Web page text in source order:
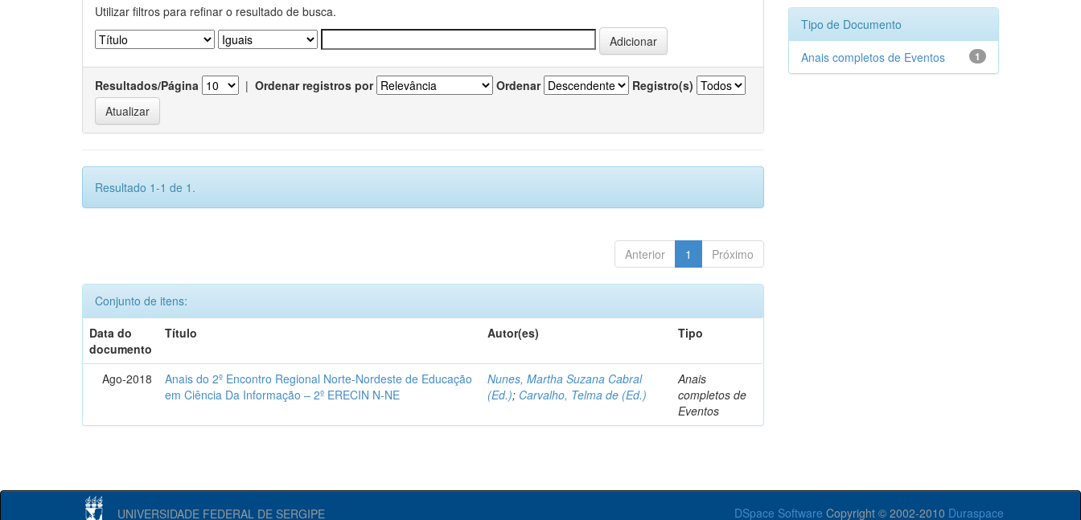
Utilizar filtros para refinar o resultado de busca.
Resultados/Página | Ordenar registros por Ordenar Registro(s)
Resultado 1-1 de 1.
Anterior 1 Próximo
Conjunto de itens:
Data do
documento
Título Autor(es) Tipo
Ago-2018
Anais do 2º Encontro Regional Norte-Nordeste de Educação
em Ciência Da Informação – 2º ERECIN N-NE
Nunes, Martha Suzana Cabral
(Ed.); Carvalho, Telma de (Ed.)
Anais
completos de
Eventos
Tipo de Documento
1
Anais completos de Eventos
UNIVERSIDADE FEDERAL DE SERGIPE DSpace Software Copyright © 2002-2010 Duraspace